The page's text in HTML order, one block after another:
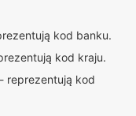
kod banku.
kod kraju.
- reprezentują kod